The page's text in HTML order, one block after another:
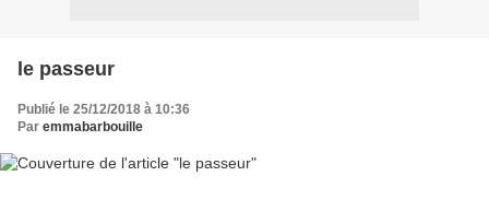
le passeur
Publié le 25/12/2018 à 10:36
Par emmabarbouille